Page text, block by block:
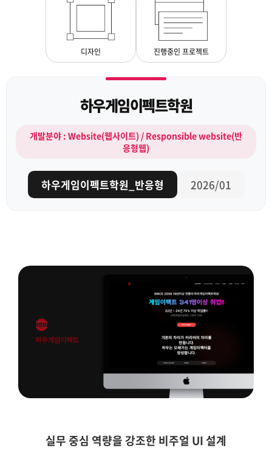
디자인 진행중인 프로젝트
하우게임이펙트학원
개발분야 : Website(웹사이트) / Responsible website(반
응형웹)
하우게임이펙트학원_반응형 2026/01
실무 중심 역량을 강조한 비주얼 UI 설계